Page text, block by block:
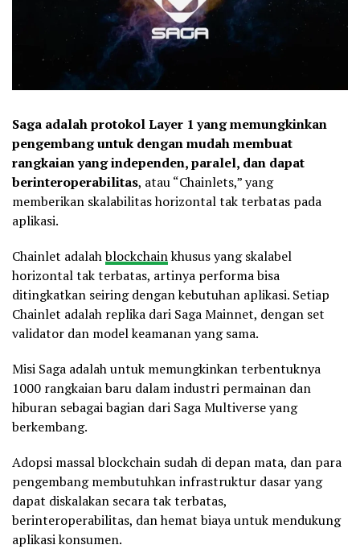
Saga adalah protokol Layer 1 yang memungkinkan
pengembang untuk dengan mudah membuat
rangkaian yang independen, paralel, dan dapat
berinteroperabilitas, atau “Chainlets,” yang
memberikan skalabilitas horizontal tak terbatas pada
aplikasi.
Chainlet adalahblockchainkhusus yang skalabel
horizontal tak terbatas, artinya performa bisa
ditingkatkan seiring dengan kebutuhan aplikasi. Setiap
Chainlet adalah replika dari Saga Mainnet, dengan set
validator dan model keamanan yang sama.
Misi Saga adalah untuk memungkinkan terbentuknya
1000 rangkaian baru dalam industri permainan dan
hiburan sebagai bagian dari Saga Multiverse yang
berkembang.
Adopsi massal blockchain sudah di depan mata, dan para
pengembang membutuhkan infrastruktur dasar yang
dapat diskalakan secara tak terbatas,
berinteroperabilitas, dan hemat biaya untuk mendukung
aplikasi konsumen.